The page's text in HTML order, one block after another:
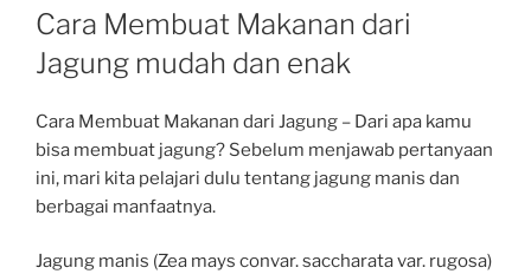
ON
Cara Membuat Makanan dari
Jagung mudah dan enak
Cara Membuat Makanan dari Jagung – Dari apa kamu
bisa membuat jagung? Sebelum menjawab pertanyaan
ini, mari kita pelajari dulu tentang jagung manis dan
berbagai manfaatnya.
Jagung manis (Zea mays convar. saccharata var. rugosa)